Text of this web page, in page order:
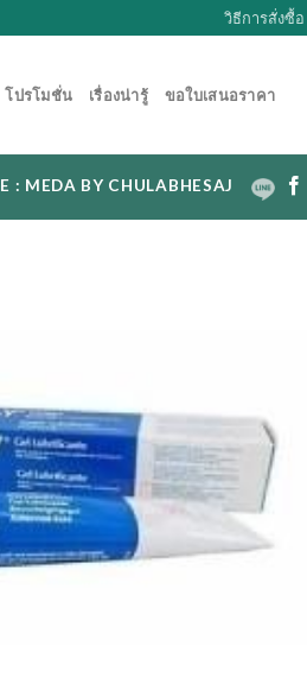
วิธีการสั่งซื้อ
โปรโมชั่น เรื่องน่ารู้ ขอใบเสนอราคา
: MEDA BY CHULABHESAJ